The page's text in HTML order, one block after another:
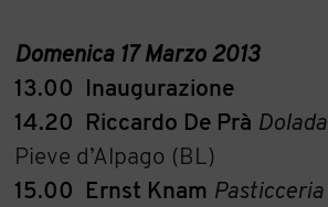
Domenica 17 Marzo 2013
13.00
Inaugurazione
14.20 Riccardo De Prà Dolada
Pieve d’Alpago (BL)
15.00
Ernst Knam Pasticceria